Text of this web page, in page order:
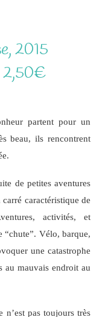
2015
2,50€
partent pour un
beau, ils rencontrent
de petites aventures
caractéristique de
activités, et
“chute”. Vélo, barque,
une catastrophe
au mauvais endroit au
n’est pas toujours très